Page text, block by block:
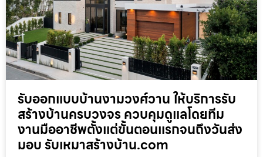
รับออกแบบบ้านงามวงศ์วาน ให้บริการรับ
สร้างบ้านครบวงจร ควบคุมดูแลโดยทีม
งานมืออาชีพตั้งแต่ขั้นตอนแรกจนถึงวันส่ง
มอบ รับเหมาสร้างบ้าน.com